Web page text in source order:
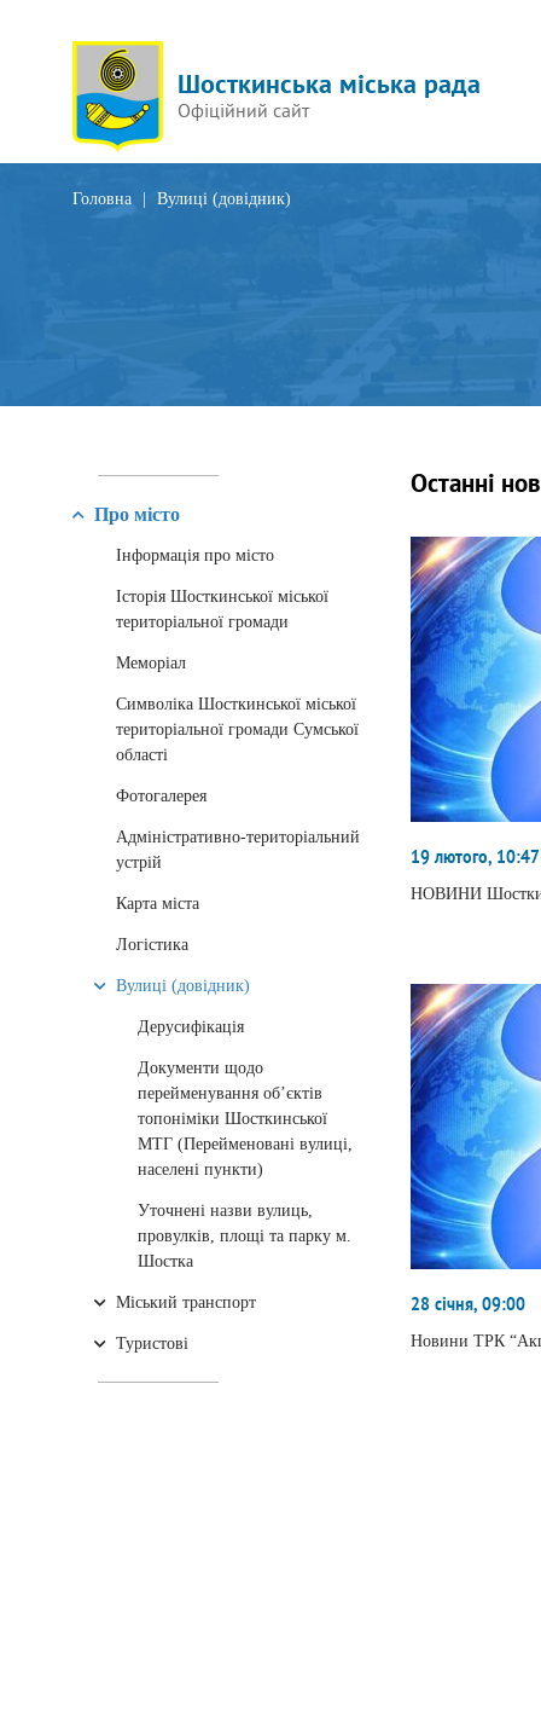
Шосткинська міська рада
Офіційний сайт
Головна Вулиці (довідник)
Про місто
Інформація про місто
Історія Шосткинської міської
територіальної громади
Меморіал
Символіка Шосткинської міської
територіальної громади Сумської
області
Фотогалерея
Адміністративно-територіальний
устрій
Карта міста
Логістика
Вулиці (довідник)
Дерусифікація
Документи щодо
перейменування об’єктів
топоніміки Шосткинської
МТГ (Перейменовані вулиці,
населені пункти)
Уточнені назви вулиць,
провулків, площі та парку м.
Шостка
Міський транспорт
Туристові
Останні
19 лютого, 10:47
НОВИНИ Шостки
28 січня, 09:00
Новини ТРК